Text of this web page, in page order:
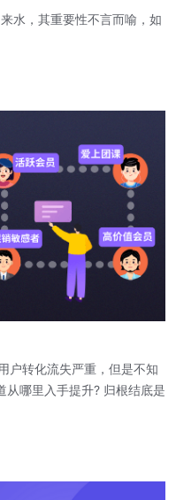
水，其重要性不言而喻，如
户转化流失严重，但是不知
从哪里入手提升? 归根结底是